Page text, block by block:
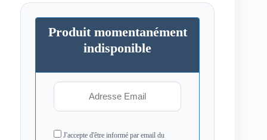
Produit momentanément
indisponible
J'accepte d'être informé par email du